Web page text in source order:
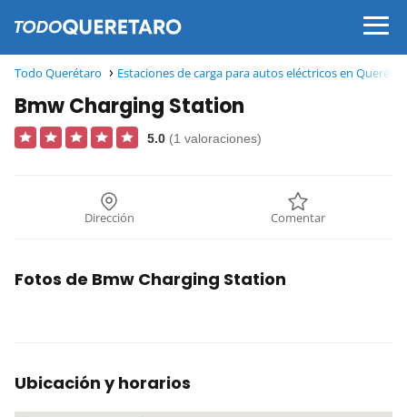
Todo Querétaro Estaciones de carga para autos eléctricos en
Bmw Charging Station
5.0 (1 valoraciones)
Dirección Comentar
Fotos de Bmw Charging Station
Ubicación y horarios